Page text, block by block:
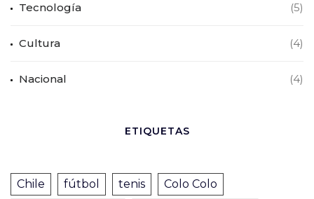
Tecnología (5)
Cultura (4)
Nacional (4)
ETIQUETAS
Chile fútbol tenis
Colo Colo